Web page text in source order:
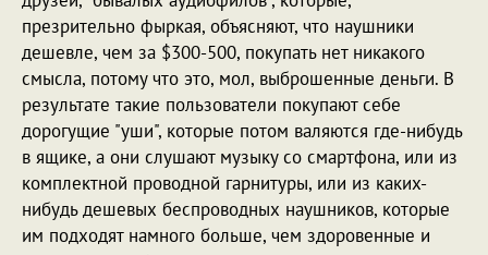
презрительно фыркая, объясняют, что наушники
дешевле, чем за $300-500, покупать нет никакого
смысла, потому что это, мол, выброшенные деньги. В
результате такие пользователи покупают себе
дорогущие "уши", которые потом валяются где-нибудь
в ящике, а они слушают музыку со смартфона, или из
комплектной проводной гарнитуры, или из каких-
нибудь дешевых беспроводных наушников, которые
им подходят намного больше, чем здоровенные и